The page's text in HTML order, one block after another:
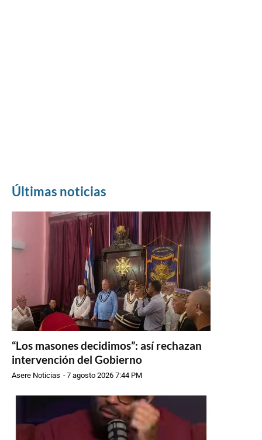
Últimas noticias
“Los masones decidimos”: así rechazan
intervención del Gobierno
Asere Noticias -7 agosto 2026 7:44 PM